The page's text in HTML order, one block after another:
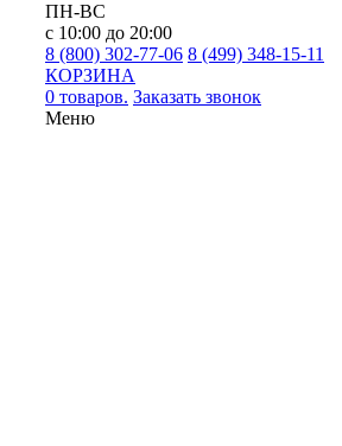
ПН-ВС
с 10:00 до 20:00
8 (800) 302-77-06 8 (499) 348-15-11
КОРЗИНА
0 товаров. Заказать звонок
Меню